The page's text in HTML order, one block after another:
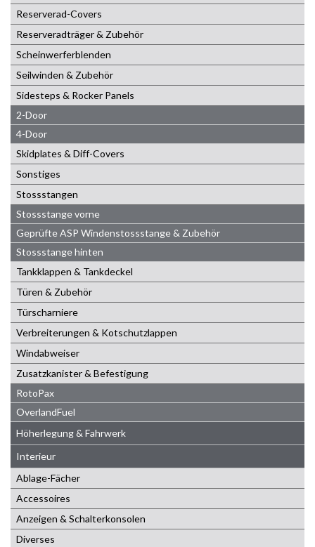
Reserverad-Covers
Reserveradträger & Zubehör
Scheinwerferblenden
Seilwinden & Zubehör
Sidesteps & Rocker Panels
2-Door
4-Door
Skidplates & Diff-Covers
Sonstiges
Stossstangen
Stossstange vorne
Geprüfte ASP Windenstossstange & Zubehör
Stossstange hinten
Tankklappen & Tankdeckel
Türen & Zubehör
Türscharniere
Verbreiterungen & Kotschutzlappen
Windabweiser
Zusatzkanister & Befestigung
RotoPax
OverlandFuel
Höherlegung & Fahrwerk
Interieur
Ablage-Fächer
Accessoires
Anzeigen & Schalterkonsolen
Diverses